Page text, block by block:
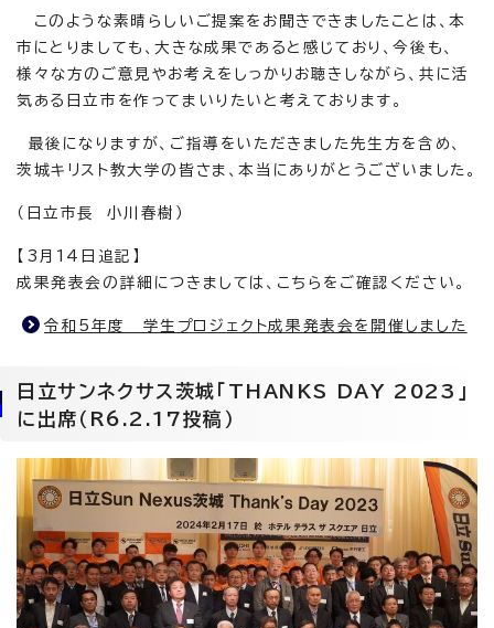
このような素晴らしいご提案をお聞きできましたことは、本
市にとりましても、大きな成果であると感じており、今後も、
様々な方のご意見やお考えをしっかりお聴きしながら、共に活
気ある日立市を作ってまいりたいと考えております。
最後になりますが、ご指導をいただきました先生方を含め、
茨城キリスト教大学の皆さま、本当にありがとうございました。
（日立市長 小川春樹）
【3月14日追記】
成果発表会の詳細につきましては、こちらをご確認ください。
令和5年度 学生プロジェクト成果発表会を開催しました
日立サンネクサス茨城「THANKS DAY 2023」
に出席（R6.2.17投稿）